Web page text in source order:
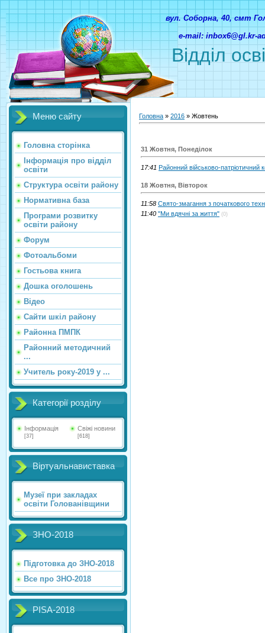
Відділ
вул. Соборна, 40, смт
e-mail: inbox6@gl.kr-
Меню сайту
Головна сторінка
Інформація про відділ
освіти
Структура освіти району
Нормативна база
Програми розвитку
освіти району
Форум
Фотоальбоми
Гостьова книга
Дошка оголошень
Відео
Сайти шкіл району
Районна ПМПК
Районний методичний
...
Учитель року-2019 у ...
Категорії розділу
Інформація
[37]
Свіжі новини
[618]
Віртуальнавиставка
Музеї при закладах
освіти Голованівщини
ЗНО-2018
Підготовка до ЗНО-2018
Все про ЗНО-2018
PISA-2018
Головна » 2016 » Жовтень
31 Жовтня, Понеділок
17:41 Районний військово-патріотичний
18 Жовтня, Вівторок
11:58 Свято-змагання з початкового
11:40 "Ми вдячні за життя" (0)